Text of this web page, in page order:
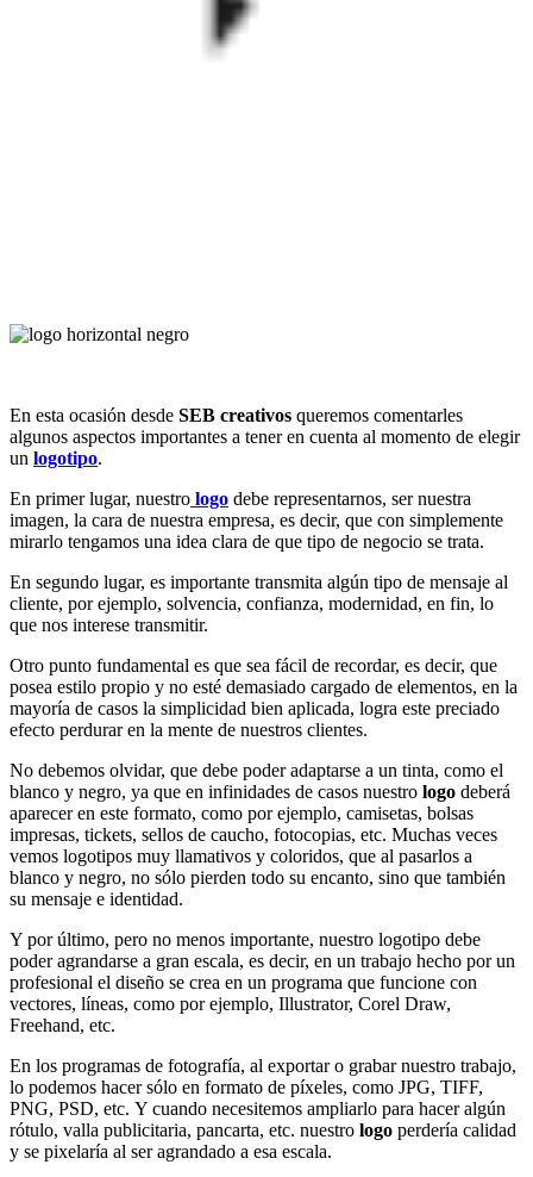
En esta ocasión desde SEB creativos queremos comentarles
algunos aspectos importantes a tener en cuenta al momento de elegir
un logotipo.
En primer lugar, nuestro logo debe representarnos, ser nuestra
imagen, la cara de nuestra empresa, es decir, que con simplemente
mirarlo tengamos una idea clara de que tipo de negocio se trata.
En segundo lugar, es importante transmita algún tipo de mensaje al
cliente, por ejemplo, solvencia, confianza, modernidad, en fin, lo
que nos interese transmitir.
Otro punto fundamental es que sea fácil de recordar, es decir, que
posea estilo propio y no esté demasiado cargado de elementos, en la
mayoría de casos la simplicidad bien aplicada, logra este preciado
efecto perdurar en la mente de nuestros clientes.
No debemos olvidar, que debe poder adaptarse a un tinta, como el
blanco y negro, ya que en infinidades de casos nuestro logo deberá
aparecer en este formato, como por ejemplo, camisetas, bolsas
impresas, tickets, sellos de caucho, fotocopias, etc. Muchas veces
vemos logotipos muy llamativos y coloridos, que al pasarlos a
blanco y negro, no sólo pierden todo su encanto, sino que también
su mensaje e identidad.
Y por último, pero no menos importante, nuestro logotipo debe
poder agrandarse a gran escala, es decir, en un trabajo hecho por un
profesional el diseño se crea en un programa que funcione con
vectores, líneas, como por ejemplo, Illustrator, Corel Draw,
Freehand, etc.
En los programas de fotografía, al exportar o grabar nuestro trabajo,
lo podemos hacer sólo en formato de píxeles, como JPG, TIFF,
PNG, PSD, etc. Y cuando necesitemos ampliarlo para hacer algún
rótulo, valla publicitaria, pancarta, etc. nuestro logo perdería calidad
y se pixelaría al ser agrandado a esa escala.